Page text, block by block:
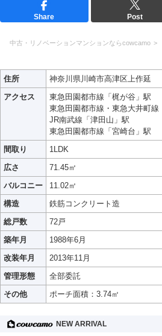
Share Post
中古・リノベーションマンションならcowcamo
住所
神奈川県川崎市高津区上作延
アクセス
東急田園都市線「梶が谷」駅
東急田園都市線・東急大井町線
JR南武線「津田山」駅
東急田園都市線「宮崎台」駅
間取り
1LDK
広さ
71.45㎡
バルコニー
11.02㎡
構造
鉄筋コンクリート造
総戸数
72戸
築年月
1988年6月
改装年月
2013年11月
管理形態
全部委託
その他
ポーチ面積：3.74㎡
NEW ARRIVAL